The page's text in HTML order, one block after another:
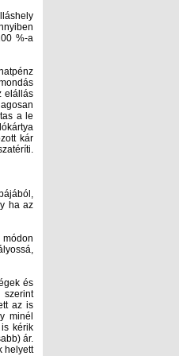
%-a
elállás
a le
kár
ha az
és
szerint
az is
minél
kérik
ár.
helyett